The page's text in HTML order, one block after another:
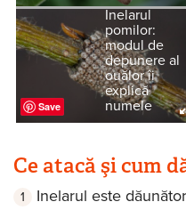
Save
Inelarul
pomilor:
modul de
depunere al
ouălor îi
explică
numele
Ce atacă şi cum
Inelarul este